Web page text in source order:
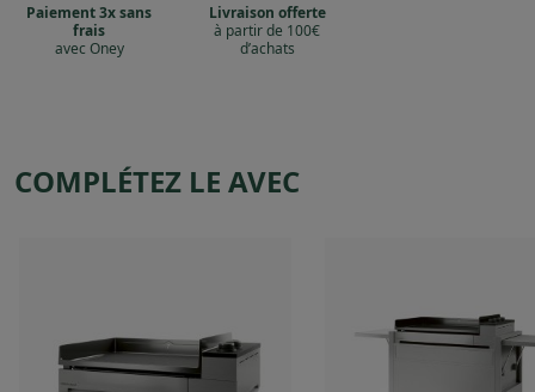
Paiement 3x sans
frais
avec Oney
Livraison offerte
à partir de 100€
d’achats
COMPLÉTEZ LE AVEC